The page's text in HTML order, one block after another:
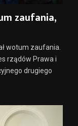
zaufania,
wotum zaufania.
rządów Prawa i
drugiego